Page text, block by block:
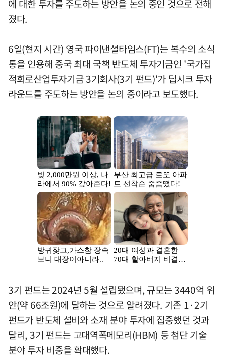
에 대한 투자를 주도하는 방안을 논의 중인 것으로 전해
졌다.
6일(현지 시간) 영국 파이낸셜타임스(FT)는 복수의 소식
통을 인용해 중국 최대 국책 반도체 투자기금인 '국가집
적회로산업투자기금 3기회사(3기 펀드)'가 딥시크 투자
라운드를 주도하는 방안을 논의 중이라고 보도했다.
3기 펀드는 2024년 5월 설립됐으며, 규모는 3440억 위
안(약 66조원)에 달하는 것으로 알려졌다. 기존 1·2기
펀드가 반도체 설비와 소재 분야 투자에 집중했던 것과
달리, 3기 펀드는 고대역폭메모리(HBM) 등 첨단 기술
분야 투자 비중을 확대했다.